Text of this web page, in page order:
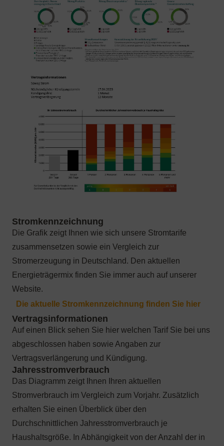
Die Grafik zeigt Ihnen wie sich unsere Stromtarife
zusammensetzen sowie ein Vergleich zur
Stromerzeugung in Deutschland. Den aktuellen
Energieträgermix finden Sie immer auch auf unserer
Website.
Auf einen Blick sehen Sie hier welchen Tarif Sie bei uns
abgeschlossen haben sowie Angaben zur
Vertragsverlängerung und Kündigung.
Das Diagramm zeigt Ihnen Ihren aktuellen
Stromverbrauch im Vergleich zum Vorjahr. Zusätzlich
erhalten Sie einen Überblick über den
Durchschnittlichen Jahresstromverbrauch je
Haushaltsgröße. In Abhängigkeit von der Anzahl der in